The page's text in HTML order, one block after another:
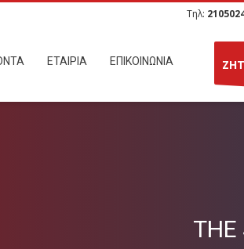
Τηλ:
ΕΤΑΙΡΙΑ ΕΠΙΚΟΙΝΩΝΙΑ
THE